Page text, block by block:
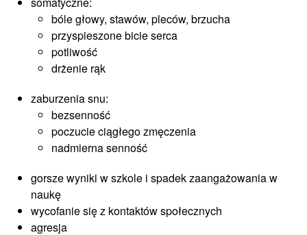
bóle głowy, stawów, pleców, brzucha
przyspieszone bicie serca
potliwość
drżenie rąk
zaburzenia snu:
bezsenność
poczucie ciągłego zmęczenia
nadmierna senność
gorsze wyniki w szkole i spadek zaangażowania w
naukę
wycofanie się z kontaktów społecznych
agresja